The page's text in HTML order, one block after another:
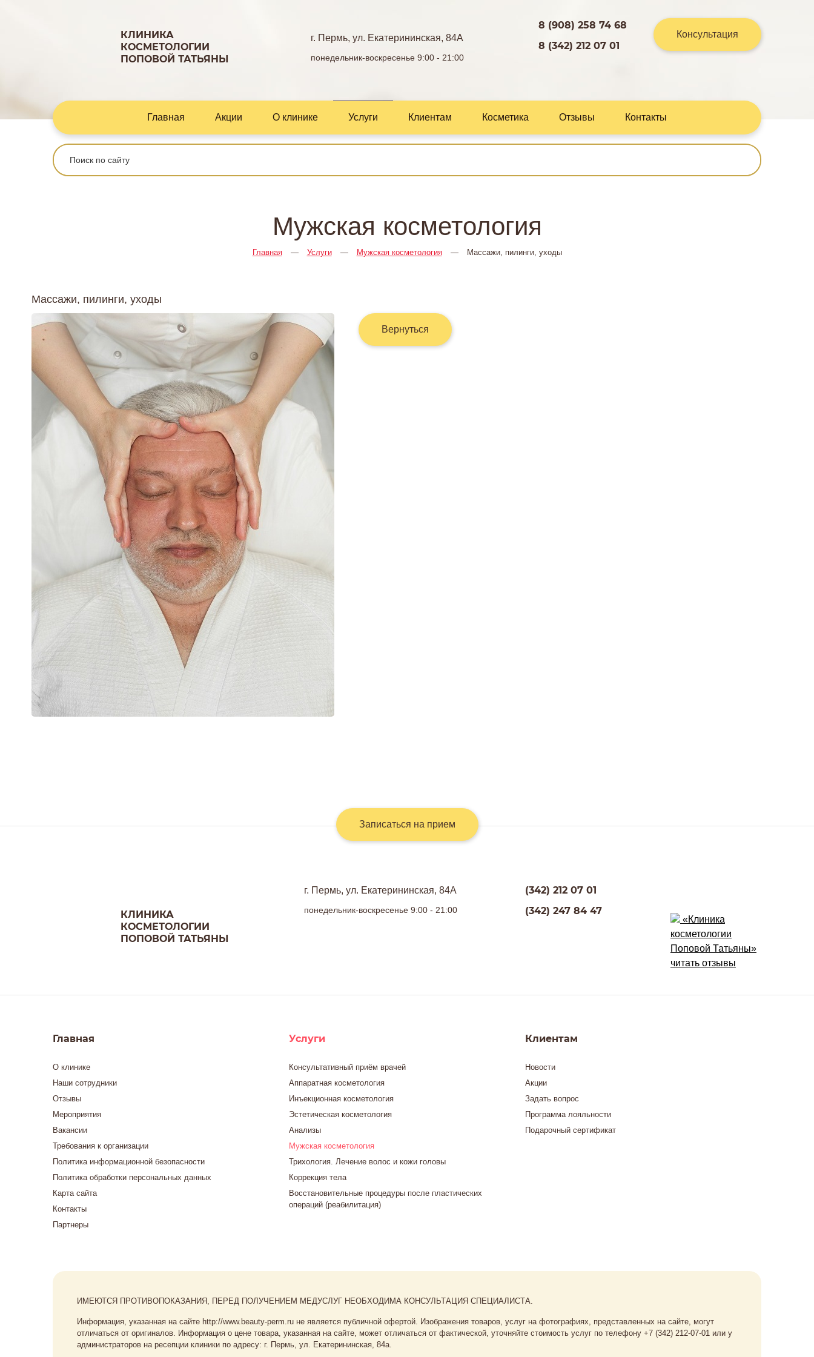
КЛИНИКА
КОСМЕТОЛОГИИ
ПОПОВОЙ ТАТЬЯНЫ
г. Пермь, ул. Екатерининская, 84А
понедельник-воскресенье 9:00 - 21:00
8 (908) 258 74 68
8 (342) 212 07 01
Консультация
Главная Акции О клинике Услуги Клиентам Косметика Отзывы Контакты
Мужская косметология
Главная — Услуги — Мужская косметология — Массажи, пилинги, уходы
Массажи, пилинги, уходы
Вернуться
Записаться на прием
КЛИНИКА
КОСМЕТОЛОГИИ
ПОПОВОЙ ТАТЬЯНЫ
г. Пермь, ул. Екатерининская, 84А
понедельник-воскресенье 9:00 - 21:00
(342) 212 07 01
(342) 247 84 47
«Клиника
косметологии
Поповой Татьяны»
читать отзывы
Главная
О клинике
Наши сотрудники
Отзывы
Мероприятия
Вакансии
Требования к организации
Политика информационной безопасности
Политика обработки персональных данных
Карта сайта
Контакты
Партнеры
Услуги
Консультативный приём врачей
Аппаратная косметология
Инъекционная косметология
Эстетическая косметология
Анализы
Мужская косметология
Трихология. Лечение волос и кожи головы
Коррекция тела
Восстановительные процедуры после пластических
операций (реабилитация)
Клиентам
Новости
Акции
Задать вопрос
Программа лояльности
Подарочный сертификат
ИМЕЮТСЯ ПРОТИВОПОКАЗАНИЯ, ПЕРЕД ПОЛУЧЕНИЕМ МЕДУСЛУГ НЕОБХОДИМА КОНСУЛЬТАЦИЯ СПЕЦИАЛИСТА.
Информация, указанная на сайте http://www.beauty-perm.ru не является публичной офертой. Изображения товаров, услуг на фотографиях, представленных на сайте, могут
отличаться от оригиналов. Информация о цене товара, указанная на сайте, может отличаться от фактической, уточняйте стоимость услуг по телефону +7 (342) 212-07-01 или у
администраторов на ресепции клиники по адресу: г. Пермь, ул. Екатерининская, 84а.